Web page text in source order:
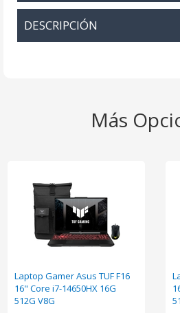
DESCRIPCIÓN
Más
Laptop Gamer Asus TUF F16
16" Core i7-14650HX 16G
512G V8G